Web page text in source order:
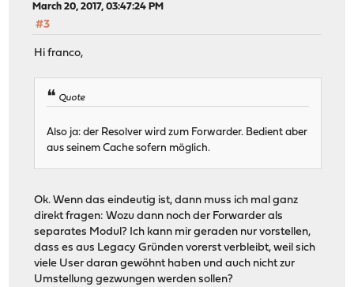
March 20, 2017, 03:47:24 PM
#3
Hi franco,
Quote
Also ja: der Resolver wird zum Forwarder. Bedient aber
aus seinem Cache sofern möglich.
Ok. Wenn das eindeutig ist, dann muss ich mal ganz
direkt fragen: Wozu dann noch der Forwarder als
separates Modul? Ich kann mir geraden nur vorstellen,
dass es aus Legacy Gründen vorerst verbleibt, weil sich
viele User daran gewöhnt haben und auch nicht zur
Umstellung gezwungen werden sollen?